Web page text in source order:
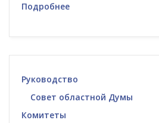
Подробнее
Руководство
Совет областной Думы
Комитеты